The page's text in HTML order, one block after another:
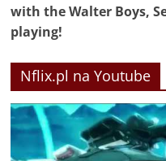
with the Walter Boys,
playing!
Nflix.pl na Youtube